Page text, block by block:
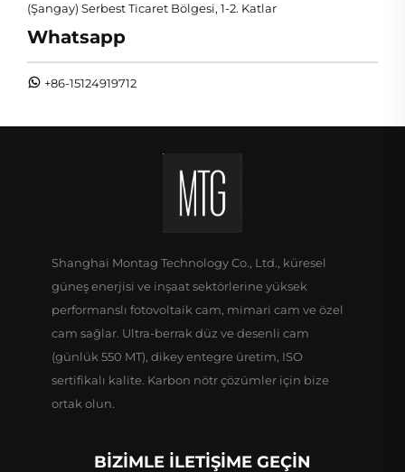
(Şangay) Serbest Ticaret Bölgesi, 1-2. Katlar
Whatsapp
+86-15124919712
Shanghai Montag Technology Co., Ltd., küresel
güneş enerjisi ve inşaat sektörlerine yüksek
performanslı fotovoltaik cam, mimari cam ve özel
cam sağlar. Ultra-berrak düz ve desenli cam
(günlük 550 MT), dikey entegre üretim, ISO
sertifikalı kalite. Karbon nötr çözümler için bize
ortak olun.
BIZIMLE İLETIŞIME GEÇIN